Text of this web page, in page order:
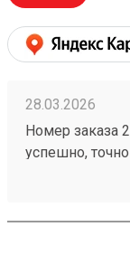
28.03.2026
Номер заказа
успешно,